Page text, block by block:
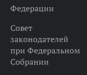
Федерации
Совет
законодателей
при Федеральном
Собрании